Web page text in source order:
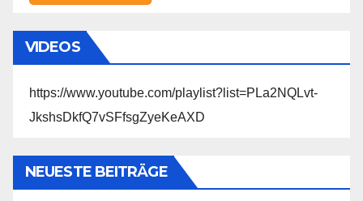
VIDEOS
https://www.youtube.com/playlist?list=PLa2NQLvt-
JkshsDkfQ7vSFfsgZyeKeAXD
NEUESTE BEITRÄGE